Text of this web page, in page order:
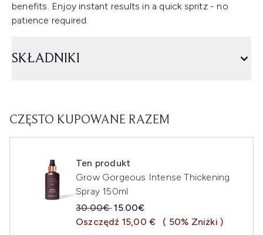
benefits. Enjoy instant results in a quick spritz - no
patience required.
SKŁADNIKI
CZĘSTO KUPOWANE RAZEM
Ten produkt
Grow Gorgeous Intense Thickening
Spray 150ml
Sugerowana cena detaliczna:
30.00€Aktualna cena:
15.00€
Oszczędź 15,00 €
( 50% Zniżki )